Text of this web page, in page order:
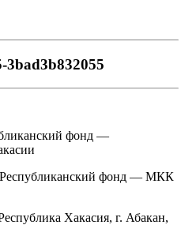
3bad3b832055
фонд —
фонд — МКК
Хакасия, г. Абакан,